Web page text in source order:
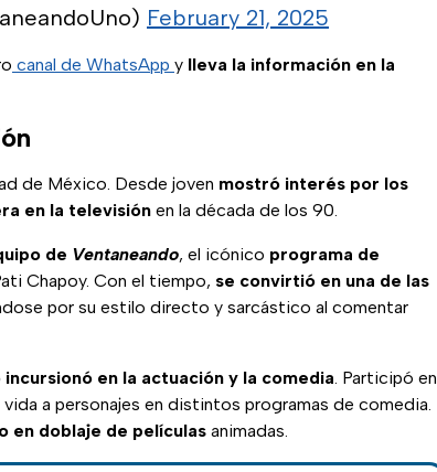
February 21, 2025
canal de WhatsApp y lleva la información en la
de México. Desde joven mostró interés por los
en la televisión en la década de los 90.
de Ventaneando, el icónico programa de
Chapoy. Con el tiempo, se convirtió en una de las
por su estilo directo y sarcástico al comentar
incursionó en la actuación y la comedia. Participó en
a personajes en distintos programas de comedia.
en doblaje de películas animadas.